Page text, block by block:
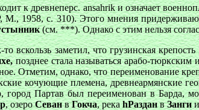
к древнеперс. ansahrik и означает
1958, с. 310). Этого мнения
(см. ***). Однако с этим нельзя
вскользь заметил, что грузинская
позднее стала называться арабо-тюркским
Отметим, однако, что переименование
кочующие племена, древнеармянские
Партав был переименован в Барда,
, озероСеванвГокча, река hРазданвЗанги